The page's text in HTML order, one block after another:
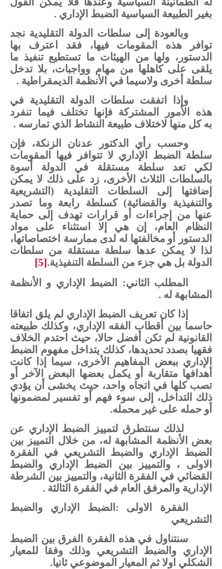
بغير
الطبيعة السياسية الضبط الإداري .
وبالعودة
إلى سلطات الدولة التقليدية نجد
توافر
هذه المقومات فيها، فقد اعترف
بها
الدستور، ولها من الهيئات ما تستطيع تنفيذ ما
يلقى على كاهلها من مهام وواجبات، بلا تدخل
سلطة أخرى ولاسيما في الأنظمة الديمقراطية .
وإذا
اتفقت سلطات الدولة التقليدية في
هذه
الأمور المشتركة فإنها تختلف فيما تنفرد
به كل منها لاختلاف طبيعة النشاط الذي تمارسه .
وحسب رأي الدكتور عدنان الزنكة، فإن
سلطة
الضبط الإداري لا تتوافر فيها
المقومات
لكي
تعد سلطة مستقلة في الدولة
أسوة
بالسلطات
الثلاث الأخرى، زد على ذلك لا يمكن
إضافتها
إلى السلطات التقليدية
(التشريعية
والتنفيذية والقضائية) كسلطة رابعة وما
تصدر
عنها من إجراءات أو قرارات تهدف إلى حماية
النظام
العام، إن هي إلا استثناء على
مواد
الدستور
أو مخالفتها له لدى ممارسة اختصاصاتها،
لذا
لا يمكن عدها سلطة مستقلة من سلطات
الدولة بل هي جزء من السلطة التنفيذية.[5]
المطلب
الثاني: الضبط الإداري و
الأنظمة
المشابهة له .
إذا كان تعريف الضبط الإداري لم يلق اتفاقا
حاسما بين أقطاب الفقه الإداري، وكذلك طبيعته
القانونية لم تكن أفضل حالا، حيث احتدم الخلاف
فقهيا بصدد تحديدها، كذلك يتداخل مفهوم الضبط
الإداري ببعض المفاهيم الأخرى، سيما إذا
كانت
أهدافها متقاربة أو يكمل بعضها البعض الآخر
أو
تصب كلها في اتجاه واحد، حيث يخشى أن يؤدي
ذلك التداخل، إلى سوء فهم أو تفسير لمضمونها
أو حمله على غير محمله.
لذلك سنتطرق لتمييز الضبط الإداري عن
بعض
الأنظمة المشابهة له، من خلال التمييز بين
الضبط
الإداري والضبط التشريعي في الفقرة
الاولى ، والتمييز بين الضبط الإداري والضبط
القضائي في الفقرة الثانية، والتمييز بين الشرطة
الإدارية والمرفق العام في الفقرة الثالثة .
الفقرة الاولى : الضبط الإداري
والضبط
التشريعي
سنتناول في هذه الفقرة الفرق بين الضبط
الإداري والضبط التشريعي وذلك وفقا
للمعيار
الشكلي اولا ثم المعيار الموضوعي ثانيا.